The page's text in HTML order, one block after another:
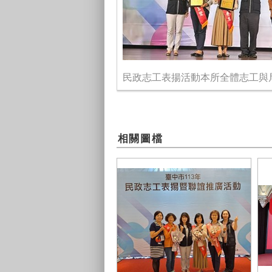
民政志工表揚活動本所全體志工與
相關圖檔